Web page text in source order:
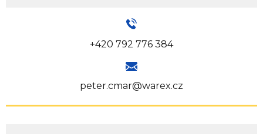
+420 792 776 384
peter.cmar@warex.cz